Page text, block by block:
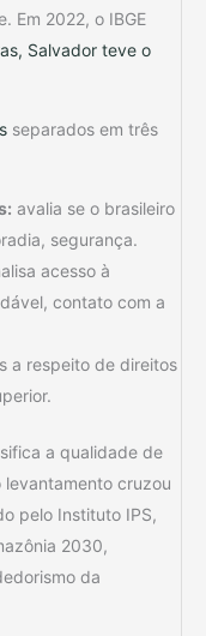
Em 2022, o IBGE
Salvador teve o
separados em três
avalia se o brasileiro
segurança.
acesso à
contato com a
a respeito de direitos
a qualidade de
cruzou
pelo Instituto IPS,
2030,
da